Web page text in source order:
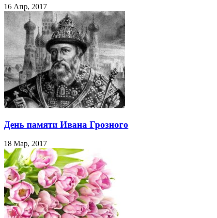
16 Апр, 2017
День памяти Ивана Грозного
18 Мар, 2017